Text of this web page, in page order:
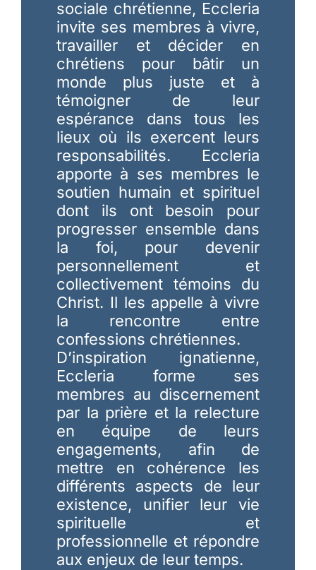
sociale chrétienne, Eccleria
invite ses membres à vivre,
travailler et décider en
chrétiens pour bâtir un
monde plus juste et à
témoigner de leur
espérance dans tous les
lieux où ils exercent leurs
responsabilités. Eccleria
apporte à ses membres le
soutien humain et spirituel
dont ils ont besoin pour
progresser ensemble dans
la foi, pour devenir
personnellement et
collectivement témoins du
Christ. Il les appelle à vivre
la rencontre entre
confessions chrétiennes.
D’inspiration ignatienne,
Eccleria forme ses
membres au discernement
par la prière et la relecture
en équipe de leurs
engagements, afin de
mettre en cohérence les
différents aspects de leur
existence, unifier leur vie
spirituelle et
professionnelle et répondre
aux enjeux de leur temps.